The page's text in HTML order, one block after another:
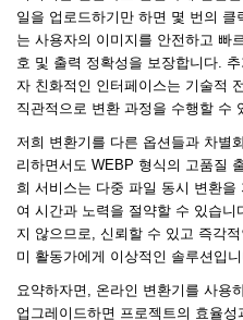
일을 업로드하기만 하면 몇 번의
는 사용자의 이미지를 안전하고 빠
호 및 출력 정확성을 보장합니다.
자 친화적인 인터페이스는 기술적
직관적으로 변환 과정을 수행할 수
저희 변환기를 다른 옵션들과 차별
리하면서도 WEBP 형식의 고품질
희 서비스는 다중 파일 동시 변환
여 시간과 노력을 절약할 수 있습
지 않으므로, 신뢰할 수 있고 즉각
미 활동가에게 이상적인 솔루션입
요약하자면, 온라인 변환기를 사용
업그레이드하면 프로젝트의 효율